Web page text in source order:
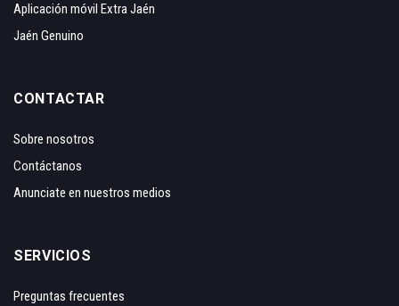
Aplicación móvil Extra Jaén
Jaén Genuino
CONTACTAR
Sobre nosotros
Contáctanos
Anunciate en nuestros medios
SERVICIOS
Preguntas frecuentes